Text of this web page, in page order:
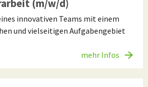
(m/w/d)
innovativen Teams mit einem
und vielseitigen Aufgabengebiet
mehr Infos